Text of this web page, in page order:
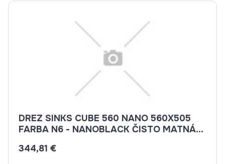
DREZ SINKS CUBE 560 NANO 560X505
FARBA N6 - NANOBLACK ČISTO MATNÁ
344,81 €